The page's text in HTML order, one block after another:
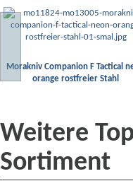
Morakniv Companion F Tactical
orange rostfreier Stahl
Weitere
Sortiment